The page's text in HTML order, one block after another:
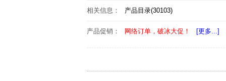
相关信息： 产品目录(30103)
产品促销： 网络订单，破冰大促！ [更多...]